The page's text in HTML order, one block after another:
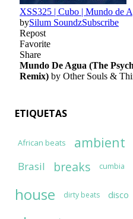
ETIQUETAS
African beats ambient
Brasil breaks cumbia
house
dirty beats disco